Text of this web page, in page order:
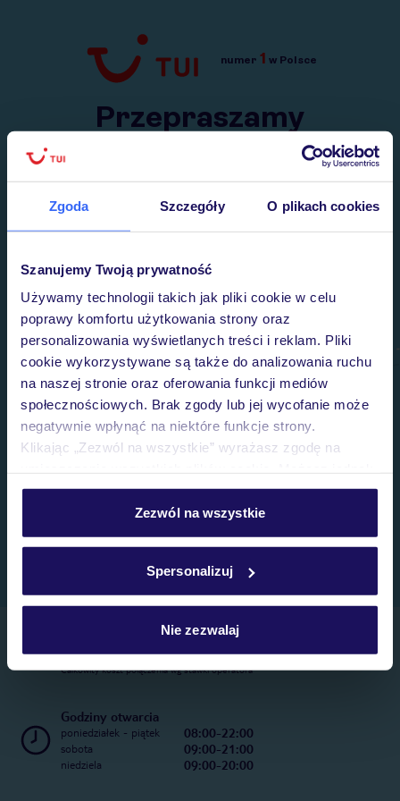
Zgoda Szczegóły O plikach cookies
Szanujemy Twoją prywatność
Używamy technologii takich jak pliki cookie w celu
poprawy komfortu użytkowania strony oraz
personalizowania wyświetlanych treści i reklam. Pliki
cookie wykorzystywane są także do analizowania ruchu
na naszej stronie oraz oferowania funkcji mediów
społecznościowych. Brak zgody lub jej wycofanie może
negatywnie wpłynąć na niektóre funkcje strony.
Klikając „Zezwól na wszystkie” wyrażasz zgodę na
personalizować swój wybór wchodząc w zakładkę
Szczegółowe informacje o plikach cookie znajdziesz
Zezwól na wszystkie
Spersonalizuj
Nie zezwalaj
Przejdź do TUI.pl
numer 1 w Polsce
Przepraszamy
Wysłaliśmy nasz serwis na krótkie wakacje.
Telefoniczne Centrum Rezerwacji
22 270 31 20
Całkowity koszt połączenia wg stawki operatora
Godziny otwarcia
poniedziałek - piątek 08:00-22:00
sobota 09:00-21:00
niedziela 09:00-20:00